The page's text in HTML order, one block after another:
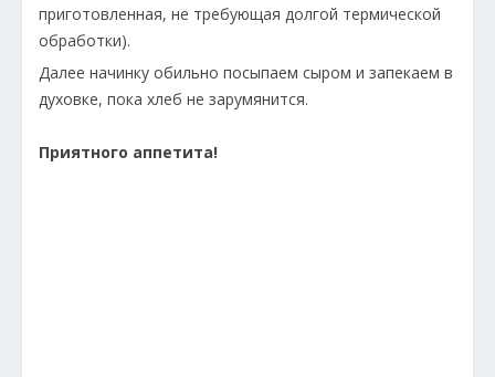
приготовленная, не требующая долгой термической
обработки).
Далее начинку обильно посыпаем сыром и запекаем в
духовке, пока хлеб не зарумянится.
Приятного аппетита!